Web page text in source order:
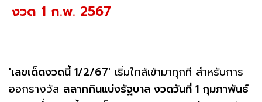
งวด 1 ก.พ. 2567
'เลขเด็ดงวดนี้ 1/2/67' เริ่มใกล้เข้ามาทุกที สำหรับการ
ออกรางวัล สลากกินแบ่งรัฐบาล งวดวันที่ 1 กุมภาพันธ์